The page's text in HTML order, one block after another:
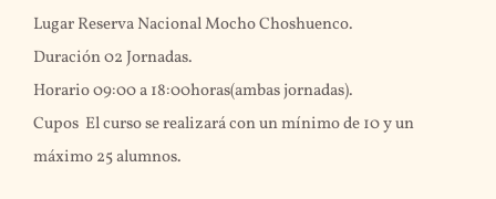
Lugar Reserva Nacional Mocho Choshuenco.
Duración 02 Jornadas.
Horario 09:00 a 18:00horas(ambas jornadas).
Cupos El curso se realizará con un mínimo de 10 y un
máximo 25 alumnos.